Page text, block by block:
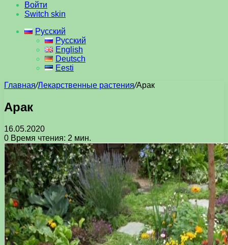
Войти
Switch skin
Русский
Русский
English
Deutsch
Eesti
Главная/Лекарственные растения/Арак
Арак
16.05.2020
0 Время чтения: 2 мин.